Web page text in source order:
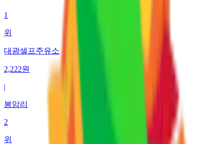
1
위
대광셀프주유소
2,222원
|
봉암리
2
위